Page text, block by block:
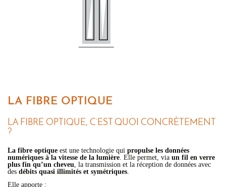
LA FIBRE OPTIQUE
LA FIBRE OPTIQUE, C’EST QUOI CONCRÈTEMENT
?
La fibre optique est une technologie qui propulse les données
numériques à la vitesse de la lumière. Elle permet, via un fil en verre
plus fin qu’un cheveu, la transmission et la réception de données avec
des débits quasi illimités et symétriques.
Elle apporte :